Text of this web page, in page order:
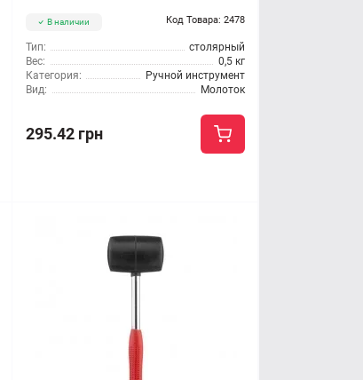
В наличии Код Товара: 2478
Тип:
столярный
Вес:
0,5 кг
Категория:
Ручной инструмент
Вид:
Молоток
295.42 грн